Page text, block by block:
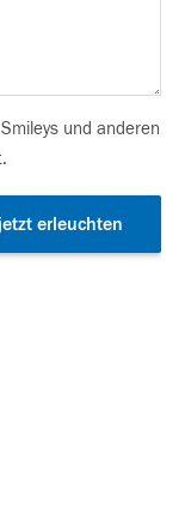
und anderen
erleuchten